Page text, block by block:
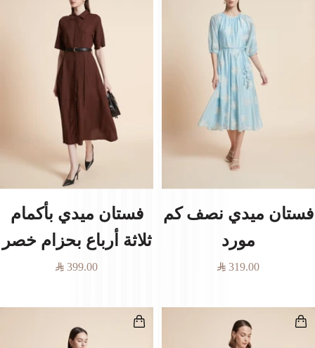
فستان ميدي نصف كم
مورد
السعر
319.00
فستان ميدي بأكمام
ثلاثة أرباع بحزام خصر
السعر
399.00